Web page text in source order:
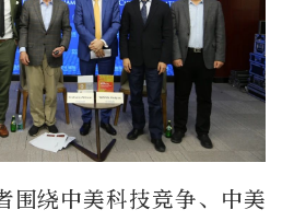
围绕中美科技竞争、中美